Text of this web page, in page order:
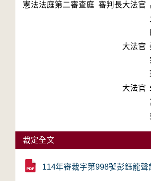
憲法法庭第二審查庭 審判長大法官
大法官
大法官
裁定全文
114年審裁字第998號彭鈺龍聲